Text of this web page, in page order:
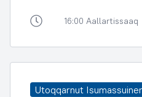
16:00 Aallartissaaq
Utoqqarnut